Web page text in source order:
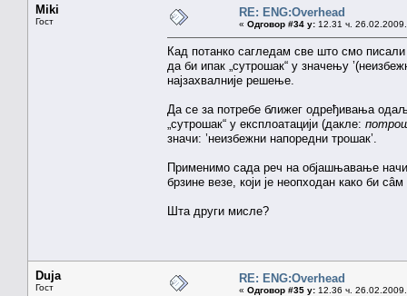
Miki
Гост
RE: ENG:Overhead
« Одговор #34 у: 12.31 ч.
Кад потанко сагледам све што смо
да би ипак „сутрошак“ у значењу
најзахвалније решење.
Да се за потребе ближег одређивања
„сутрошак“ у експлоатацији (дакле:
значи: ’неизбежни напоредни трошак’.
Применимо сада реч на објашњавање
брзине везе, који је неопходан како би
Шта други мисле?
Duja
Гост
RE: ENG:Overhead
« Одговор #35 у: 12.36 ч.